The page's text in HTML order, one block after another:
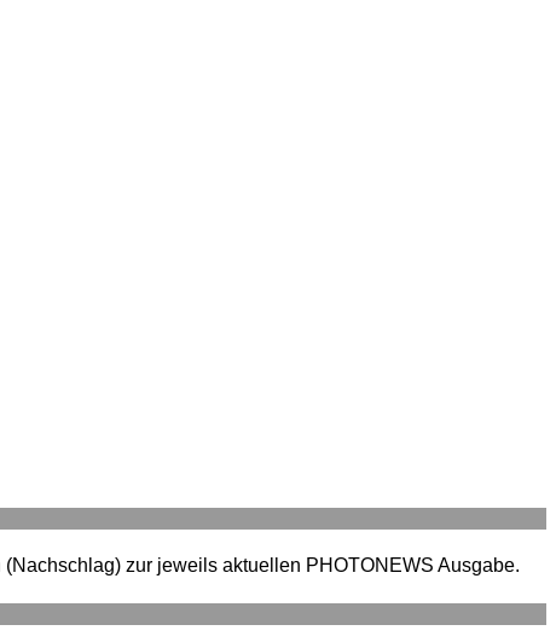
zur jeweils aktuellen PHOTONEWS Ausgabe.